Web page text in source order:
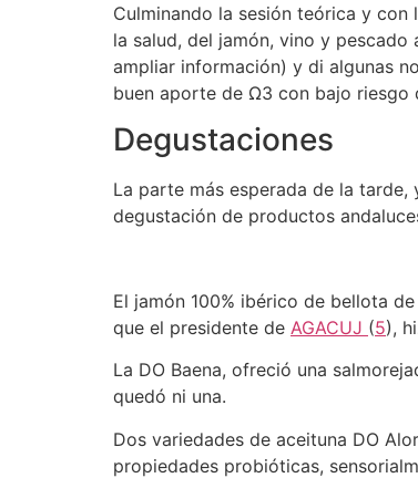
Culminando la sesión teórica y
la salud, del jamón, vino y
ampliar información) y di algunas
buen aporte de Ω3 con bajo riesgo
Degustaciones
La parte más esperada de la
degustación de productos
El jamón 100% ibérico de bellota
que el presidente de AGACUJ (5),
La DO Baena, ofreció una
quedó ni una.
Dos variedades de aceituna DO
propiedades probióticas,